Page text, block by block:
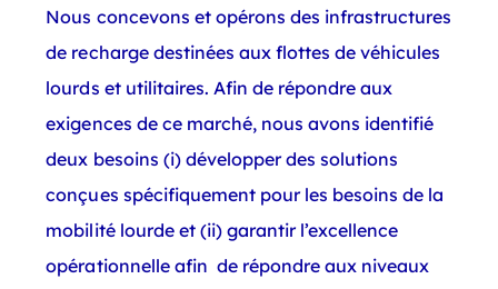
Nous concevons et opérons des infrastructures
de recharge destinées aux flottes de véhicules
lourds et utilitaires. Afin de répondre aux
exigences de ce marché, nous avons identifié
deux besoins (i) développer des solutions
conçues spécifiquement pour les besoins de la
mobilité lourde et (ii) garantir l’excellence
opérationnelle afin de répondre aux niveaux